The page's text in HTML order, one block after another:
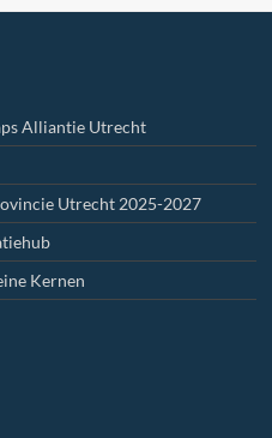
Alliantie Utrecht
Utrecht 2025-2027
Kernen